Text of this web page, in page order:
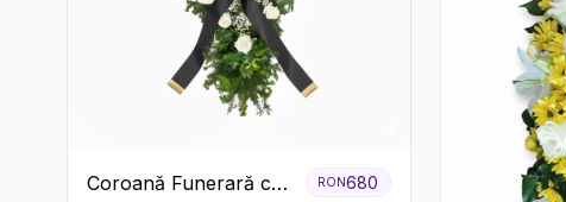
Coroană Funerară cu
RON680